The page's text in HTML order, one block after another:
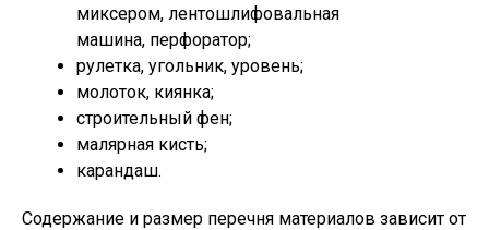
миксером, лентошлифовальная
машина, перфоратор;
рулетка, угольник, уровень;
молоток, киянка;
строительный фен;
малярная кисть;
карандаш.
Содержание и размер перечня материалов зависит от